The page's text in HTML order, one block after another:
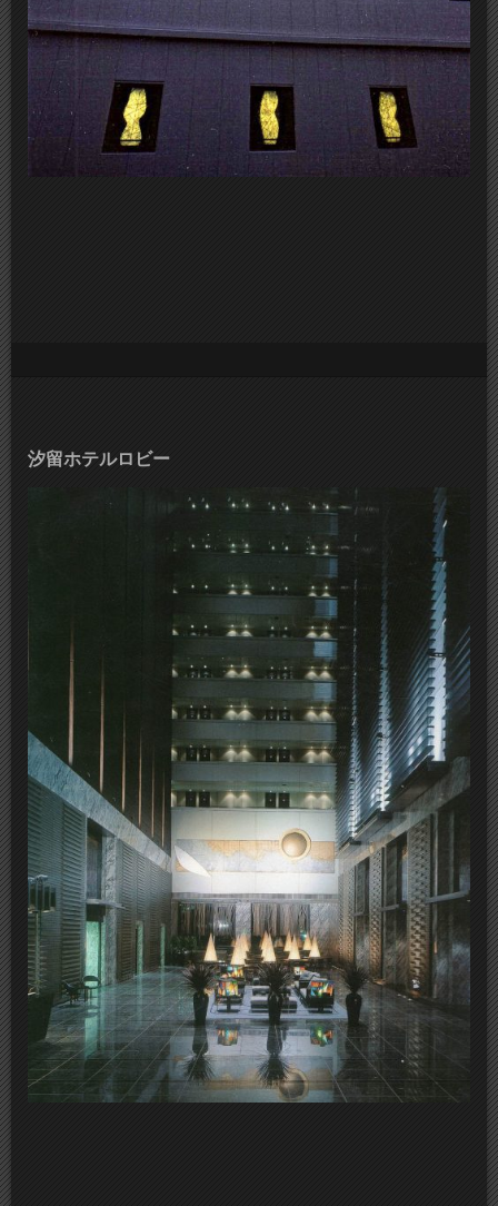
汐留ホテルロビー